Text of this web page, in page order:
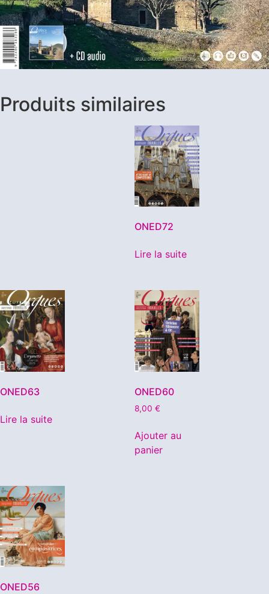
Produits similaires
ONED72
Lire la suite
ONED63
Lire la suite
ONED60
8,00 €
Ajouter au
panier
ONED56